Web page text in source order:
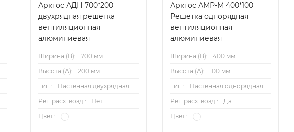
Арктос АДН 700*200
двухрядная решетка
вентиляционная
алюминиевая
Ширина (B):
700 мм
Высота (А):
200 мм
Тип.:
Настенная двухрядная
Рег. расх. возд.:
Нет
Цвет.:
Арктос АМР-М 400*100
Решетка однорядная
вентиляционная
алюминиевая
Ширина (B):
400 мм
Высота (А):
100 мм
Тип.:
Настенная однорядная
Рег. расх. возд.:
Да
Цвет.: